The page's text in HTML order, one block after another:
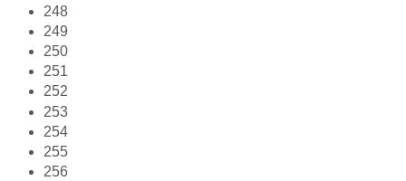
248
249
250
251
252
253
254
255
256